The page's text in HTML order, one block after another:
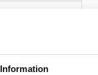
Information